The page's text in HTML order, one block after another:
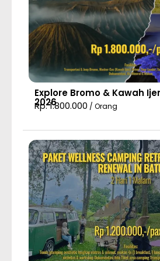
Explore Bromo & Kawah
2026
Rp. 1.800.000 / Orang